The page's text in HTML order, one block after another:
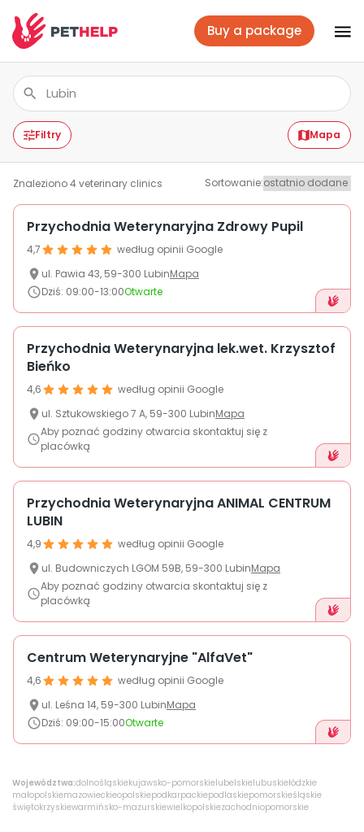
+48 790 277 277
PL
Veterinary packages
Insurance
For companies
About us
Vet branches
Log In
Buy a package
Filtry Mapa
Znaleziono4veterinary clinics Sortowanie:
Przychodnia Weterynaryjna Zdrowy Pupil
4,7
według opinii Google
ul. Pawia 43, 59-300 LubinMapa
Dziś: 09:00-13:00Otwarte
Przychodnia Weterynaryjna lek.wet. Krzysztof
Bieńko
4,6
według opinii Google
ul. Sztukowskiego7 A, 59-300 LubinMapa
Aby poznać godziny otwarcia skontaktuj się z
placówką
Przychodnia Weterynaryjna ANIMAL CENTRUM
LUBIN
4,9
według opinii Google
ul. Budowniczych LGOM 59B, 59-300 LubinMapa
Aby poznać godziny otwarcia skontaktuj się z
placówką
Centrum Weterynaryjne "AlfaVet"
4,6
według opinii Google
ul. Leśna 14, 59-300 LubinMapa
Dziś: 09:00-15:00Otwarte
Województwa:dolnośląskiekujawsko-pomorskielubelskielubuskiełódzkie
małopolskiemazowieckieopolskiepodkarpackiepodlaskiepomorskieśląskie
świętokrzyskiewarmińsko-mazurskiewielkopolskiezachodniopomorskie